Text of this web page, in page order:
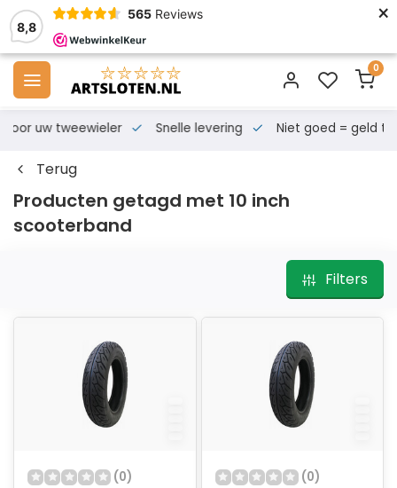
8,8
565 Reviews ×
0
voor uw tweewieler Snelle levering Niet goed = geld
Terug
Producten getagd met 10 inch
scooterband
Filters
(0) (0)